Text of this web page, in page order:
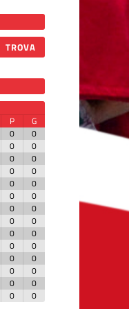
P
G
0
0
0
0
0
0
0
0
0
0
0
0
0
0
0
0
0
0
0
0
0
0
0
0
0
0
0 0